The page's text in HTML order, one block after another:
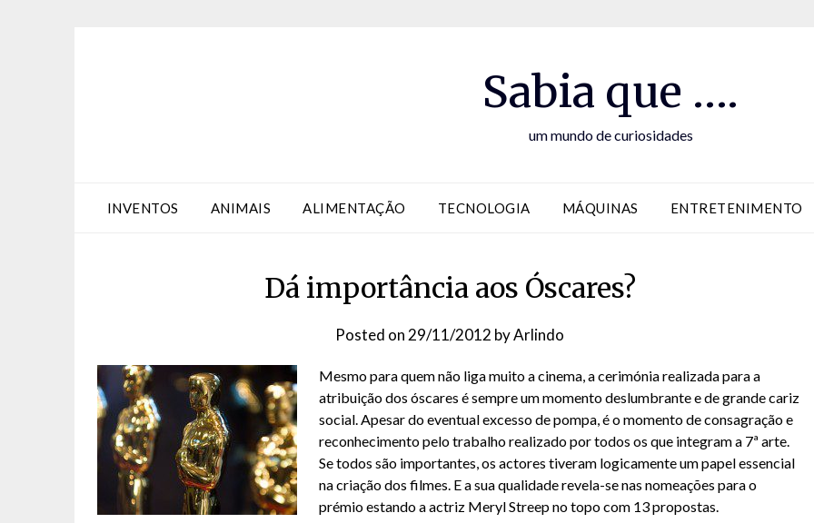
Sabia que ….
um mundo de curiosidades
INVENTOS ANIMAIS ALIMENTAÇÃO TECNOLOGIA MÁQUINAS ENTRETENIMENTO
Dá importância aos Óscares?
Posted on 29/11/2012 byArlindo
Mesmo para quem não liga muito a cinema, a cerimónia realizada para a
atribuição dos óscares é sempre um momento deslumbrante e de grande cariz
social. Apesar do eventual excesso de pompa, é o momento de consagração e
reconhecimento pelo trabalho realizado por todos os que integram a 7ª arte.
Se todos são importantes, os actores tiveram logicamente um papel essencial
na criação dos filmes. E a sua qualidade revela-se nas nomeações para o
prémio estando a actriz Meryl Streep no topo com 13 propostas.